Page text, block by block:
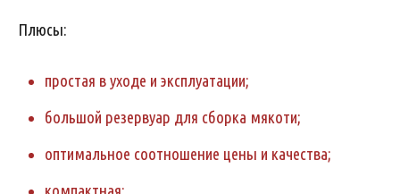
Плюсы:
простая в уходе и эксплуатации;
большой резервуар для сборка мякоти;
оптимальное соотношение цены и качества;